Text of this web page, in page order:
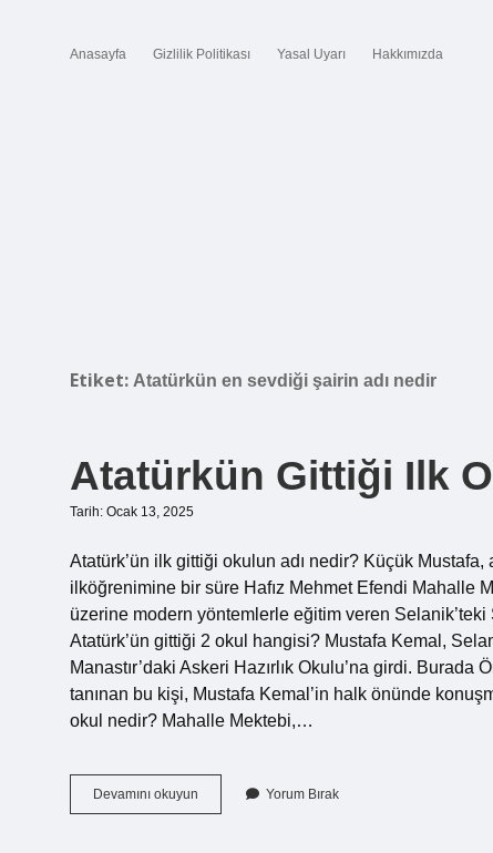
Anasayfa Gizlilik Politikası Yasal Uyarı Hakkımızda
Etiket: Atatürkün en sevdiği şairin adı nedir
Atatürkün Gittiği Ilk
Tarih: Ocak 13, 2025
Atatürk’ün ilk gittiği okulun adı nedir? Küçük Mustafa,
ilköğrenimine bir süre Hafız Mehmet Efendi Mahalle
üzerine modern yöntemlerle eğitim veren
Atatürk’ün gittiği 2 okul hangisi? Mustafa Kemal,
Manastır’daki Askeri Hazırlık Okulu’na girdi.
tanınan bu kişi, Mustafa Kemal’in halk önünde
okul nedir? Mahalle Mektebi,…
Devamını okuyun Atatürkün
Gittiği
Yorum Bırak